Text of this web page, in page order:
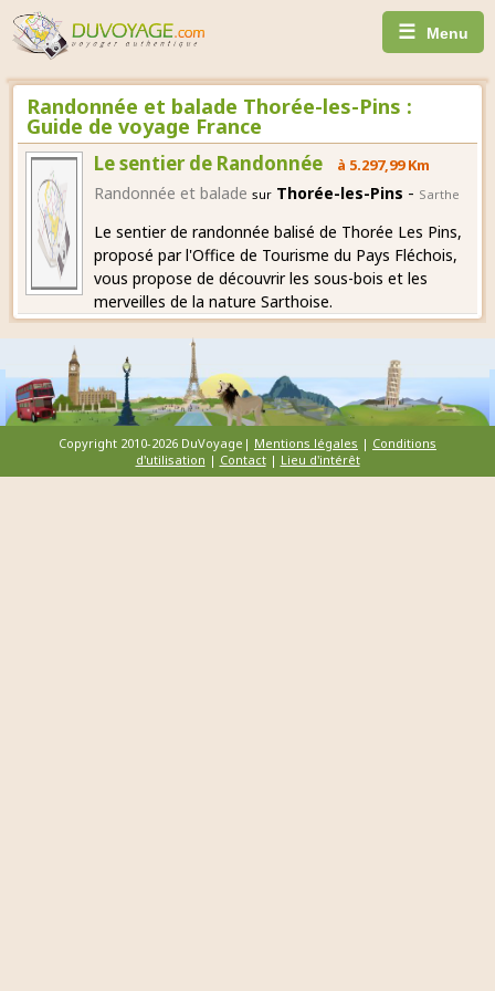
☰ Menu
Randonnée et balade Thorée-les-Pins :
Guide de voyage France
Le sentier de Randonnée à 5.297,99 Km
Randonnée et balade sur Thorée-les-Pins - Sarthe
Le sentier de randonnée balisé de Thorée Les Pins,
proposé par l'Office de Tourisme du Pays Fléchois,
vous propose de découvrir les sous-bois et les
merveilles de la nature Sarthoise.
Copyright 2010-2026 DuVoyage| Mentions légales | Conditions
d'utilisation | Contact| Lieu d'intérêt